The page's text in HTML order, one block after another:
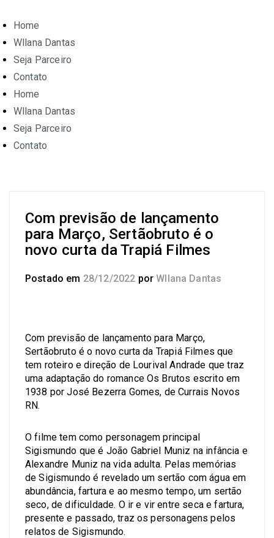
Home
Wllana Dantas
Seja Parceiro
Contato
Home
Wllana Dantas
Seja Parceiro
Contato
Com previsão de lançamento
para Março, Sertãobruto é o
novo curta da Trapiá Filmes
Postado em 28/12/2022 por Wllana Dantas
Com previsão de lançamento para Março,
Sertãobruto é o novo curta da Trapiá Filmes que
tem roteiro e direção de Lourival Andrade que traz
uma adaptação do romance Os Brutos escrito em
1938 por José Bezerra Gomes, de Currais Novos
RN.
O filme tem como personagem principal
Sigismundo que é João Gabriel Muniz na infância e
Alexandre Muniz na vida adulta. Pelas memórias
de Sigismundo é revelado um sertão com água em
abundância, fartura e ao mesmo tempo, um sertão
seco, de dificuldade. O ir e vir entre seca e fartura,
presente e passado, traz os personagens pelos
relatos de Sigismundo.